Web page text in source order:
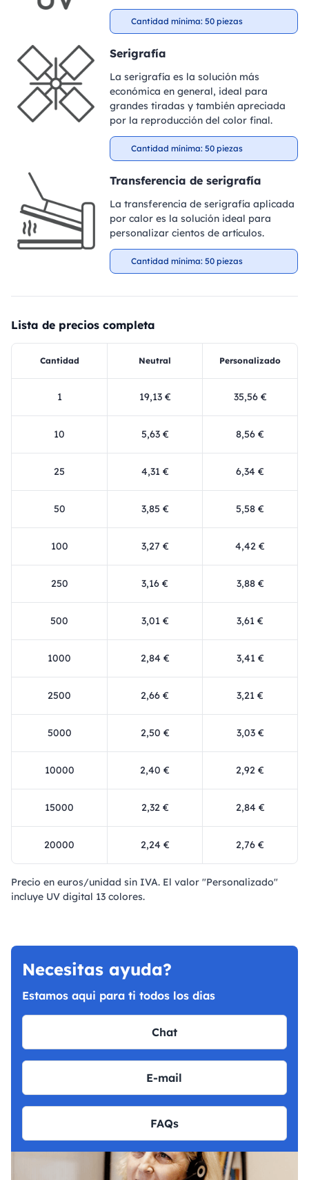
Cantidad mínima: 50 piezas
Serigrafía
La serigrafía es la solución más
económica en general, ideal para
grandes tiradas y también apreciada
por la reproducción del color final.
Cantidad mínima: 50 piezas
Transferencia de serigrafía
La transferencia de serigrafía aplicada
por calor es la solución ideal para
personalizar cientos de artículos.
Cantidad mínima: 50 piezas
Lista de precios completa
Cantidad Neutral Personalizado
1 19,13 € 35,56 €
10 5,63 € 8,56 €
25 4,31 € 6,34 €
50 3,85 € 5,58 €
100 3,27 € 4,42 €
250 3,16 € 3,88 €
500 3,01 € 3,61 €
1000 2,84 € 3,41 €
2500 2,66 € 3,21 €
5000 2,50 € 3,03 €
10000 2,40 € 2,92 €
15000 2,32 € 2,84 €
20000 2,24 € 2,76 €
Precio en euros/unidad sin IVA. El valor "Personalizado"
incluye UV digital 13 colores.
Necesitas ayuda?
Estamos aqui para ti todos los dias
Chat
E-mail
FAQs